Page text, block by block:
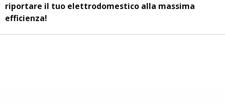
riportare il tuo elettrodomestico alla massima
efficienza!